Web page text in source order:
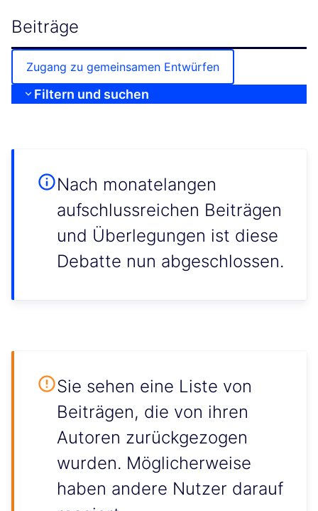
Beiträge
Zugang zu gemeinsamen Entwürfen
Filtern und suchen
Nach monatelangen
aufschlussreichen Beiträgen
und Überlegungen ist diese
Debatte nun abgeschlossen.
Sie sehen eine Liste von
Beiträgen, die von ihren
Autoren zurückgezogen
wurden. Möglicherweise
haben andere Nutzer darauf